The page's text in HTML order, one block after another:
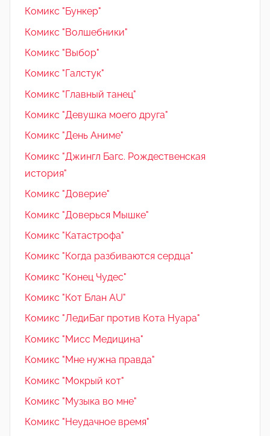
Комикс "Бункер"
Комикс "Волшебники"
Комикс "Выбор"
Комикс "Галстук"
Комикс "Главный танец"
Комикс "Девушка моего друга"
Комикс "День Аниме"
Комикс "Джингл Багс. Рождественская
история"
Комикс "Доверие"
Комикс "Доверься Мышке"
Комикс "Катастрофа"
Комикс "Когда разбиваются сердца"
Комикс "Конец Чудес"
Комикс "Кот Блан AU"
Комикс "ЛедиБаг против Кота Нуара"
Комикс "Мисс Медицина"
Комикс "Мне нужна правда"
Комикс "Мокрый кот"
Комикс "Музыка во мне"
Комикс "Неудачное время"